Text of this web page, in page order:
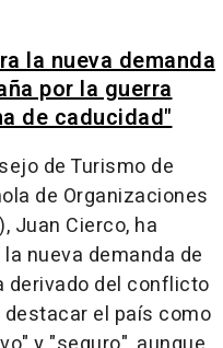
la nueva demanda
por la guerra
de caducidad"
de Turismo de
de Organizaciones
Juan Cierco, ha
nueva demanda de
derivado del conflicto
destacar el país como